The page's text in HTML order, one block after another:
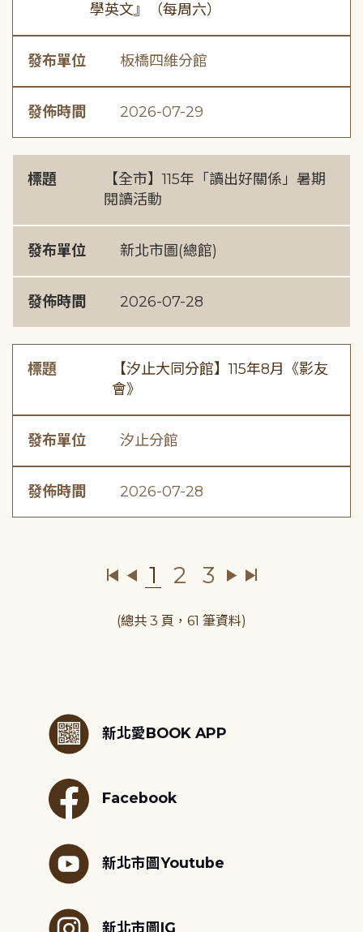
學英文』（每周六）
發布單位 板橋四維分館
發佈時間 2026-07-29
標題
【全市】115年「讀出好關係」暑期
閱讀活動
發布單位 新北市圖(總館)
發佈時間 2026-07-28
標題
【汐止大同分館】115年8月《影友
會》
發布單位 汐止分館
發佈時間 2026-07-28
1 2 3
(總共 3 頁，61 筆資料)
新北愛BOOK APP
Facebook
新北市圖Youtube
新北市圖IG